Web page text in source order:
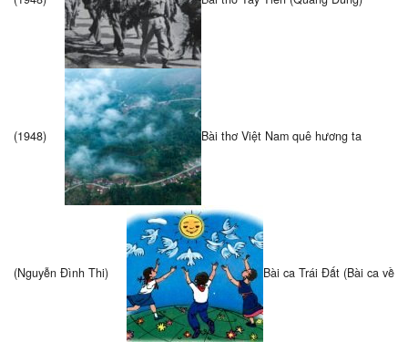
(1948) Bài thơ Việt Nam quê hương ta
(Nguyễn Đình Thi) Bài ca Trái Đất (Bài ca về